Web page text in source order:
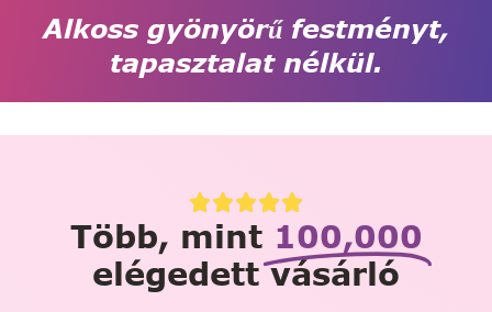
Alkoss gyönyörű festményt,
tapasztalat nélkül.
Több, mint 100,000
elégedett vásárló